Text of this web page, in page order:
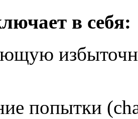
в себя:
попытки